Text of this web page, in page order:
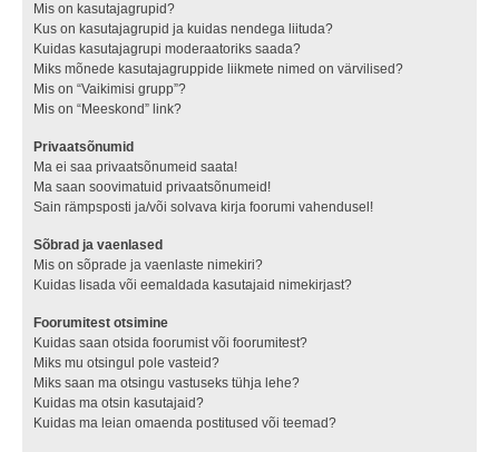
Mis on kasutajagrupid?
Kus on kasutajagrupid ja kuidas nendega liituda?
Kuidas kasutajagrupi moderaatoriks saada?
Miks mõnede kasutajagruppide liikmete nimed on värvilised?
Mis on “Vaikimisi grupp”?
Mis on “Meeskond” link?
Privaatsõnumid
Ma ei saa privaatsõnumeid saata!
Ma saan soovimatuid privaatsõnumeid!
Sain rämpsposti ja/või solvava kirja foorumi vahendusel!
Sõbrad ja vaenlased
Mis on sõprade ja vaenlaste nimekiri?
Kuidas lisada või eemaldada kasutajaid nimekirjast?
Foorumitest otsimine
Kuidas saan otsida foorumist või foorumitest?
Miks mu otsingul pole vasteid?
Miks saan ma otsingu vastuseks tühja lehe?
Kuidas ma otsin kasutajaid?
Kuidas ma leian omaenda postitused või teemad?